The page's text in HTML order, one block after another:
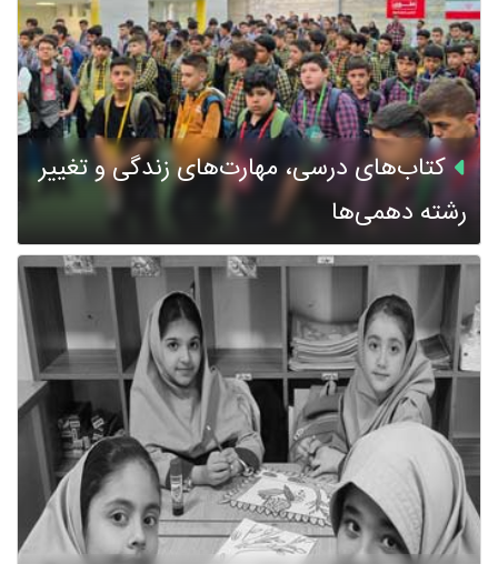
کتاب‌های درسی، مهارت‌های زندگی و تغییر
رشته دهمی‌ها